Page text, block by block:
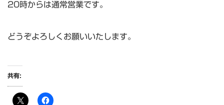
20時からは通常営業です。
どうぞよろしくお願いいたします。
共有: